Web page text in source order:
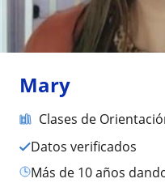
Mary
Clases de
Datos verificados
más de 10 años